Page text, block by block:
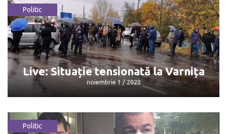
17% dintre alegători s-au prezentat la
vot până la 12:00
noiembrie 1 / 2020
Politic
Live: Situație tensionată la Varnița
noiembrie 1 / 2020
Politic